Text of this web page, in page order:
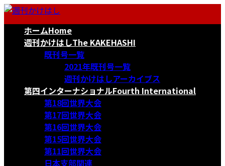
コ
ナ
ホームHome
週刊かけはしThe KAKEHASHI
既刊号一覧
2021年既刊号一覧
週刊かけはしアーカイブス
第四インターナショナルFourth International
第18回世界大会
第17回世界大会
第16回世界大会
第15回世界大会
第11回世界大会
日本支部関連